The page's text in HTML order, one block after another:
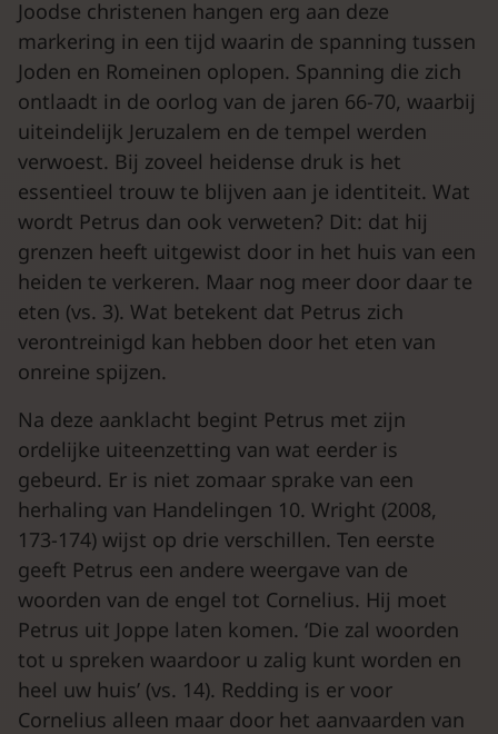
Joodse christenen hangen erg aan deze
markering in een tijd waarin de spanning tussen
Joden en Romeinen oplopen. Spanning die zich
ontlaadt in de oorlog van de jaren 66-70, waarbij
uiteindelijk Jeruzalem en de tempel werden
verwoest. Bij zoveel heidense druk is het
essentieel trouw te blijven aan je identiteit. Wat
wordt Petrus dan ook verweten? Dit: dat hij
grenzen heeft uitgewist door in het huis van een
heiden te verkeren. Maar nog meer door daar te
eten (vs. 3). Wat betekent dat Petrus zich
verontreinigd kan hebben door het eten van
onreine spijzen.
Na deze aanklacht begint Petrus met zijn
ordelijke uiteenzetting van wat eerder is
gebeurd. Er is niet zomaar sprake van een
herhaling van Handelingen 10. Wright (2008,
173-174) wijst op drie verschillen. Ten eerste
geeft Petrus een andere weergave van de
woorden van de engel tot Cornelius. Hij moet
Petrus uit Joppe laten komen. ‘Die zal woorden
tot u spreken waardoor u zalig kunt worden en
heel uw huis’ (vs. 14). Redding is er voor
Cornelius alleen maar door het aanvaarden van